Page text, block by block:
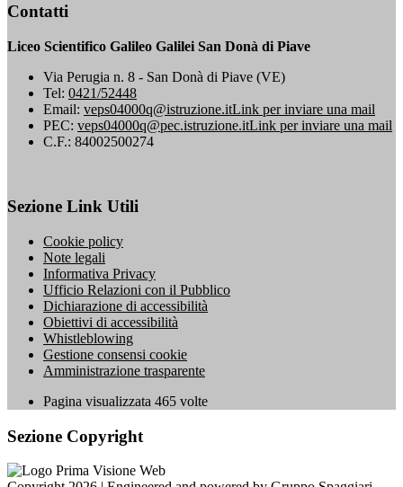
Contatti
Liceo Scientifico Galileo Galilei San Donà di Piave
Via Perugia n. 8 - San Donà di Piave (VE)
Tel: 0421/52448
Email: veps04000q@istruzione.itLink per inviare una mail
PEC: veps04000q@pec.istruzione.itLink per inviare una mail
C.F.: 84002500274
Sezione Link Utili
Cookie policy
Note legali
Informativa Privacy
Ufficio Relazioni con il Pubblico
Dichiarazione di accessibilità
Obiettivi di accessibilità
Whistleblowing
Gestione consensi cookie
Amministrazione trasparente
Pagina visualizzata 465 volte
Sezione Copyright